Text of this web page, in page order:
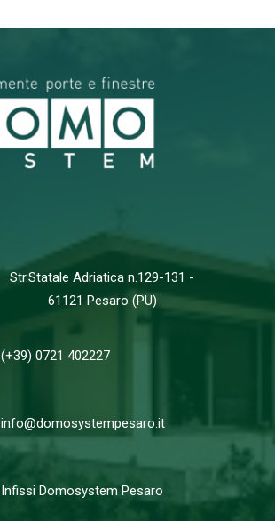
Str.Statale Adriatica n.129-131 -
61121 Pesaro (PU)
(+39) 0721 402227
info@domosystempesaro.it
Infissi Domosystem Pesaro